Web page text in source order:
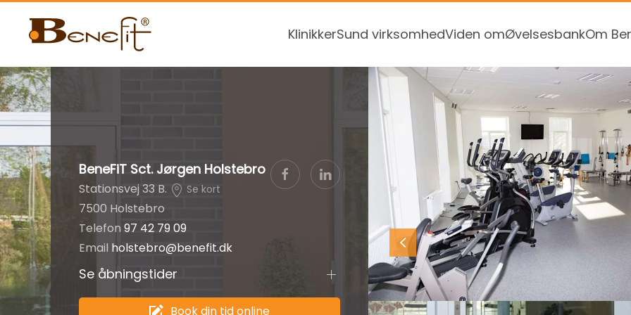
KlinikkerSund virksomhedViden omØvelsesbankOm
BeneFiT Sct. Jørgen Holstebro
Stationsvej 33 B. Se kort
7500 Holstebro
Telefon 97 42 79 09
Email holstebro@benefit.dk
Se åbningstider
Book din tid online